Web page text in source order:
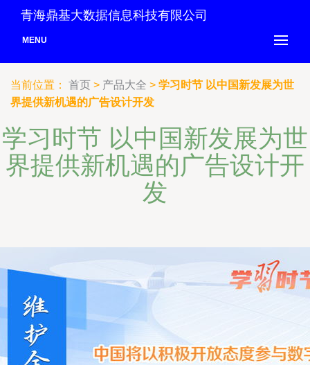
青海鼎基大数据信息科技有限公司
MENU
当前位置： 首页 > 产品大全 > 学习时节 以中国新发展为世
界提供新机遇的广告设计开发
学习时节 以中国新发展为世
界提供新机遇的广告设计开
发